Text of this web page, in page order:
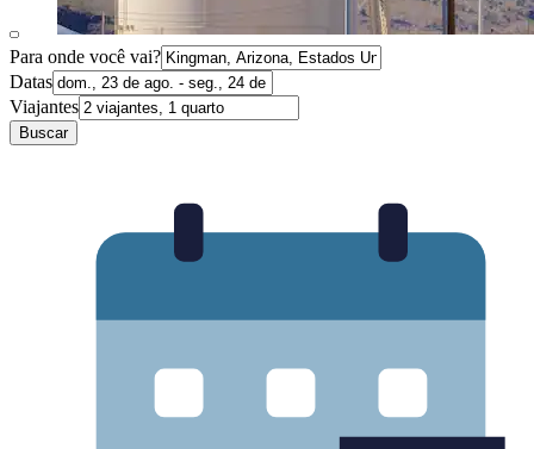
Para onde você vai?
Datas
Viajantes
Buscar